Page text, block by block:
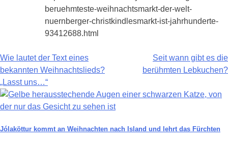
beruehmteste-weihnachtsmarkt-der-welt-
nuernberger-christkindlesmarkt-ist-jahrhunderte-
93412688.html
Beitragsnavigation
Wie lautet der Text eines
bekannten Weihnachtslieds?
„Lasst uns…“
Seit wann gibt es die
berühmten Lebkuchen?
Jólaköttur kommt an Weihnachten nach Island und lehrt das Fürchten